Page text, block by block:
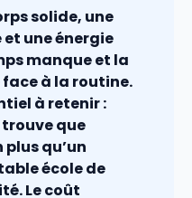
solide, une
une énergie
manque et la
à la routine.
à retenir :
que
qu’un
école de
Le coût